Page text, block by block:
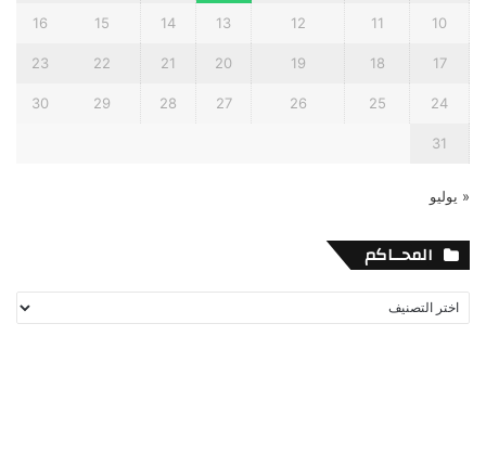
10
11
12
13
14
15
16
17
18
19
20
21
22
23
24
25
26
27
28
29
30
31
« يوليو
المحــاكم
المحــاكم